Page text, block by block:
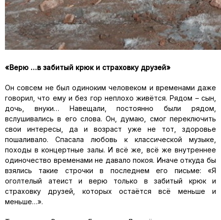
«Верю …в забитый крюк и страховку друзей»
Он совсем не был одиноким человеком и временами даже
говорил, что ему и без гор неплохо живётся. Рядом – сын,
дочь, внуки… Навещали, постоянно были рядом,
вслушивались в его слова. Он, думаю, смог переключить
свои интересы, да и возраст уже не тот, здоровье
пошаливало. Спасала любовь к классической музыке,
походы в концертные залы. И всё же, всё же внутреннее
одиночество временами не давало покоя. Иначе откуда бы
взялись такие строчки в последнем его письме: «Я
оголтелый атеист и верю только в забитый крюк и
страховку друзей, которых остаётся всё меньше и
меньше…».